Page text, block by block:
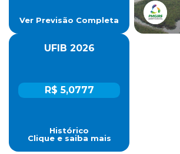
Ver Previsão Completa
UFIB 2026
R$ 5,0777
Histórico
Clique e saiba mais